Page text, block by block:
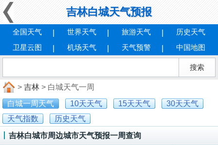
吉林白城天气预报
全国天气 世界天气 旅游天气
历史天气
卫星云图
机场天气 天气预警 中国地图
> 吉林 > 白城天气一周
白城一周天气
10天天气 15天天气
30天天气
天气指数
历史天气
吉林白城市周边城市天气预报一周查询